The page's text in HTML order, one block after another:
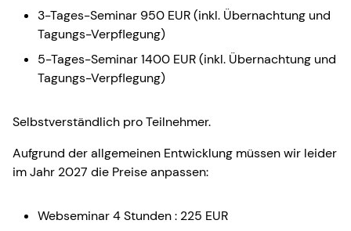
3-Tages-Seminar 950 EUR (inkl. Übernachtung und
Tagungs-Verpflegung)
5-Tages-Seminar 1400 EUR (inkl. Übernachtung und
Tagungs-Verpflegung)
Selbstverständlich pro Teilnehmer.
Aufgrund der allgemeinen Entwicklung müssen wir leider
im Jahr 2027 die Preise anpassen:
Webseminar 4 Stunden : 225 EUR